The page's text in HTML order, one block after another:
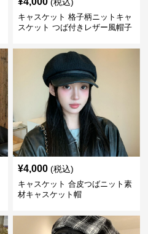
キャスケット 格子柄ニットキャ
スケット つば付きレザー風帽子
¥4,000 (税込)
キャスケット 合皮つばニット素
材キャスケット帽